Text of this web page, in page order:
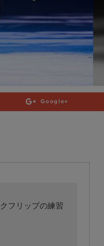
Google+
フリップの練習